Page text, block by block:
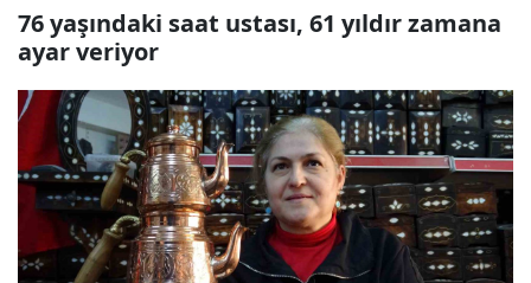
76 yaşındaki saat ustası, 61 yıldır zamana
ayar veriyor